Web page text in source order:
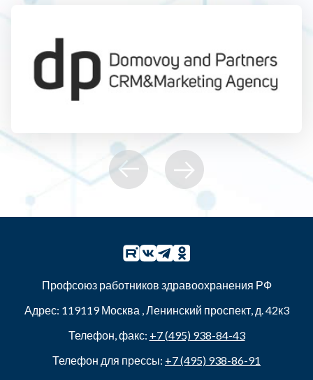
Профсоюз работников здравоохранения РФ
Адрес: 119119Москва ,Ленинский проспект, д. 42к3
Телефон, факс: +7 (495) 938-84-43
Телефон для прессы: +7 (495) 938-86-91